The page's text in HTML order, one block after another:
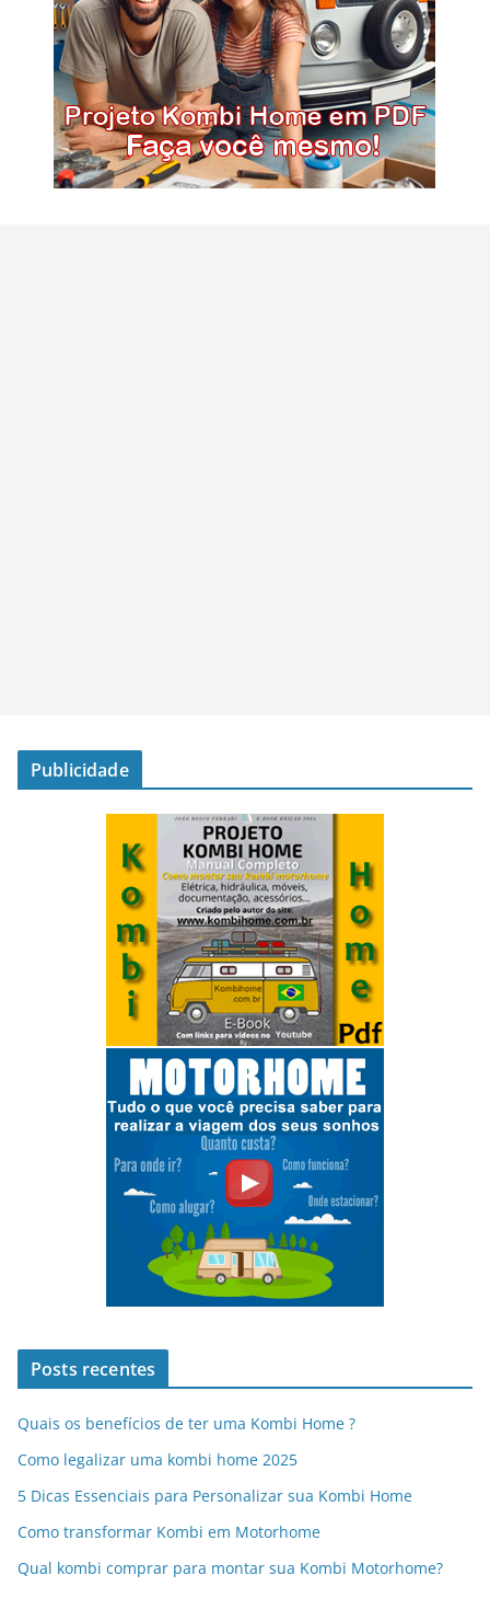
Publicidade
Posts recentes
Quais os benefícios de ter uma Kombi Home ?
Como legalizar uma kombi home 2025
5 Dicas Essenciais para Personalizar sua Kombi Home
Como transformar Kombi em Motorhome
Qual kombi comprar para montar sua Kombi Motorhome?